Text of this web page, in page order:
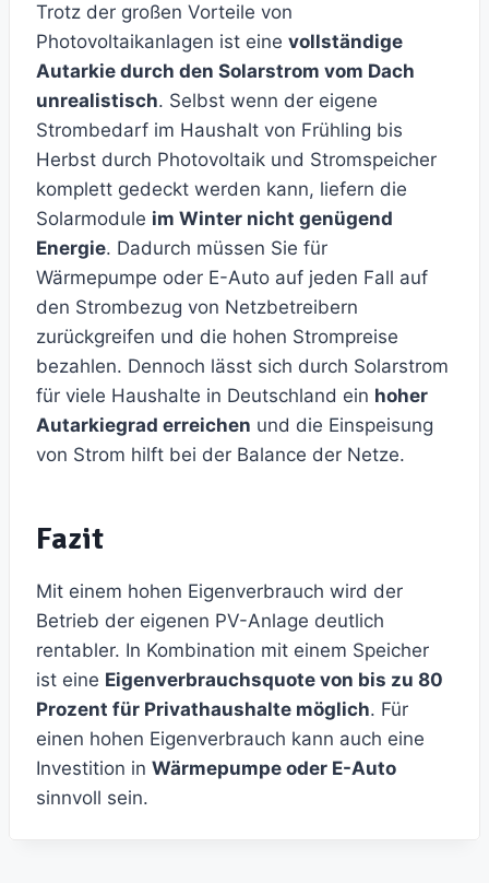
Trotz der großen Vorteile von
Photovoltaikanlagen ist eine vollständige
Autarkie durch den Solarstrom vom Dach
unrealistisch. Selbst wenn der eigene
Strombedarf im Haushalt von Frühling bis
Herbst durch Photovoltaik und Stromspeicher
komplett gedeckt werden kann, liefern die
Solarmodule im Winter nicht genügend
Energie. Dadurch müssen Sie für
Wärmepumpe oder E-Auto auf jeden Fall auf
den Strombezug von Netzbetreibern
zurückgreifen und die hohen Strompreise
bezahlen. Dennoch lässt sich durch Solarstrom
für viele Haushalte in Deutschland ein hoher
Autarkiegrad erreichen und die Einspeisung
von Strom hilft bei der Balance der Netze.
Fazit
Mit einem hohen Eigenverbrauch wird der
Betrieb der eigenen PV-Anlage deutlich
rentabler. In Kombination mit einem Speicher
ist eine Eigenverbrauchsquote von bis zu 80
Prozent für Privathaushalte möglich. Für
einen hohen Eigenverbrauch kann auch eine
Investition in Wärmepumpe oder E-Auto
sinnvoll sein.